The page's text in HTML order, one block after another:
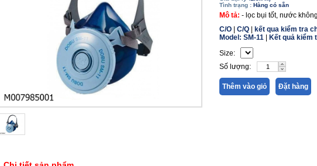
Tình trạng : Hàng có sẵn
Mô tả: - lọc bụi tốt, nước
C/O
C/Q
kết qua kiểm tra
Model: SM-11
Kết quả kiểm
Size:
Số lượng:
Thêm vào giỏ Đặt hàng